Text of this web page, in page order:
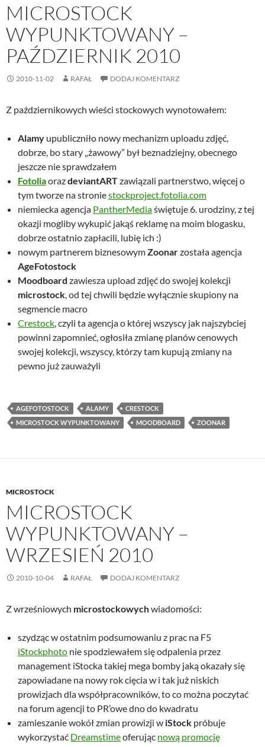
MICROSTOCK
WYPUNKTOWANY –
PAŹDZIERNIK 2010
2010-11-02 RAFAŁ DODAJ KOMENTARZ
Z październikowych wieści stockowych wynotowałem:
Alamy upubliczniło nowy mechanizm uploadu zdjęć,
dobrze, bo stary „żawowy” był beznadziejny, obecnego
jeszcze nie sprawdzałem
FotoliaorazdeviantARTzawiązali partnerstwo, więcej o
tym tworze na stroniestockproject.fotolia.com
niemiecka agencja PantherMediaświętuje 6. urodziny, z tej
okazji mogliby wykupić jakąś reklamę na moim blogasku,
dobrze ostatnio zapłacili, lubię ich :)
nowym partnerem biznesowymZoonarzostała agencja
AgeFotostock
Moodboard zawiesza upload zdjęć do swojej kolekcji
microstock, od tej chwili będzie wyłącznie skupiony na
segmencie macro
Crestock, czyli ta agencja o której wszyscy jak najszybciej
powinni zapomnieć, ogłosiła zmianę planów cenowych
swojej kolekcji, wszyscy, którzy tam kupują zmiany na
pewno już zauważyli
AGEFOTOSTOCK ALAMY
CRESTOCK
MICROSTOCK WYPUNKTOWANY
MOODBOARD ZOONAR
MICROSTOCK
MICROSTOCK
WYPUNKTOWANY –
WRZESIEŃ 2010
2010-10-04 RAFAŁ DODAJ KOMENTARZ
Z wrześniowych microstockowychwiadomości:
szydząc w ostatnim podsumowaniu z prac na F5
iStockphoto nie spodziewałem się odpalenia przez
management iStocka takiej mega bomby jaką okazały się
zapowiadane na nowy rok cięcia w i tak już niskich
prowizjach dla współpracowników, to co można poczytać
na forum agencji to PR’owe dno do kwadratu
zamieszanie wokół zmian prowizji w iStock próbuje
wykorzystać Dreamstimeoferując nową promocję